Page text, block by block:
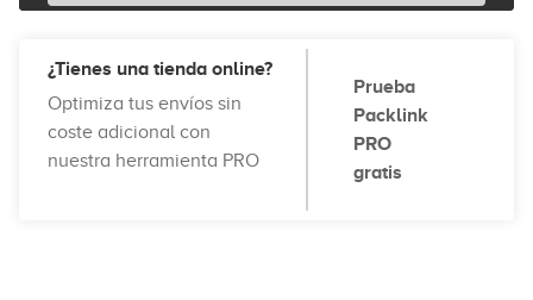
¿Tienes una tienda online?
Optimiza tus envíos sin
coste adicional con
nuestra herramienta PRO
Prueba
Packlink
PRO
gratis